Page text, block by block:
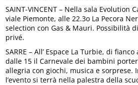
SAINT-VINCENT – Nella sala Evolution
viale Piemonte, alle 22.3o La Pecora
selection con Gas & Mauri. Possibilità
privé.
SARRE – All’ Espace La Turbie, di
dalle 15 il Carnevale dei bambini
allegria con giochi, musica e sorprese.
l’evento si terrà nella palestra della